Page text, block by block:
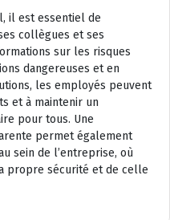
il est essentiel de
collègues et ses
sur les risques
dangereuses et en
les employés peuvent
et à maintenir un
pour tous. Une
permet également
sein de l’entreprise, où
propre sécurité et de celle